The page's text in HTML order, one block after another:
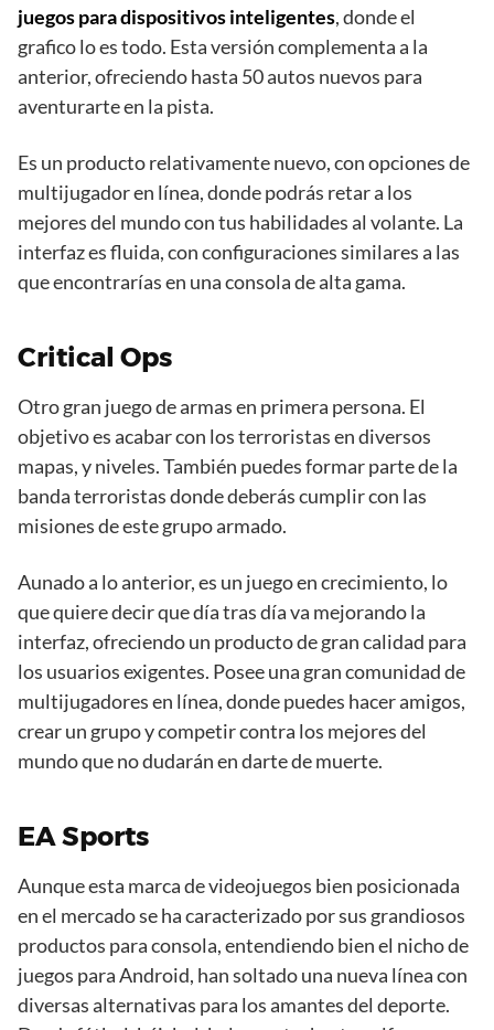
juegos para dispositivos inteligentes, donde el
grafico lo es todo. Esta versión complementa a la
anterior, ofreciendo hasta 50 autos nuevos para
aventurarte en la pista.
Es un producto relativamente nuevo, con opciones de
multijugador en línea, donde podrás retar a los
mejores del mundo con tus habilidades al volante. La
interfaz es fluida, con configuraciones similares a las
que encontrarías en una consola de alta gama.
Critical Ops
Otro gran juego de armas en primera persona. El
objetivo es acabar con los terroristas en diversos
mapas, y niveles. También puedes formar parte de la
banda terroristas donde deberás cumplir con las
misiones de este grupo armado.
Aunado a lo anterior, es un juego en crecimiento, lo
que quiere decir que día tras día va mejorando la
interfaz, ofreciendo un producto de gran calidad para
los usuarios exigentes. Posee una gran comunidad de
multijugadores en línea, donde puedes hacer amigos,
crear un grupo y competir contra los mejores del
mundo que no dudarán en darte de muerte.
EA Sports
Aunque esta marca de videojuegos bien posicionada
en el mercado se ha caracterizado por sus grandiosos
productos para consola, entendiendo bien el nicho de
juegos para Android, han soltado una nueva línea con
diversas alternativas para los amantes del deporte.